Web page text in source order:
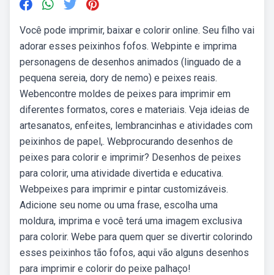
Você pode imprimir, baixar e colorir online. Seu filho vai
adorar esses peixinhos fofos. Webpinte e imprima
personagens de desenhos animados (linguado de a
pequena sereia, dory de nemo) e peixes reais.
Webencontre moldes de peixes para imprimir em
diferentes formatos, cores e materiais. Veja ideias de
artesanatos, enfeites, lembrancinhas e atividades com
peixinhos de papel,. Webprocurando desenhos de
peixes para colorir e imprimir? Desenhos de peixes
para colorir, uma atividade divertida e educativa.
Webpeixes para imprimir e pintar customizáveis.
Adicione seu nome ou uma frase, escolha uma
moldura, imprima e você terá uma imagem exclusiva
para colorir. Webe para quem quer se divertir colorindo
esses peixinhos tão fofos, aqui vão alguns desenhos
para imprimir e colorir do peixe palhaço!